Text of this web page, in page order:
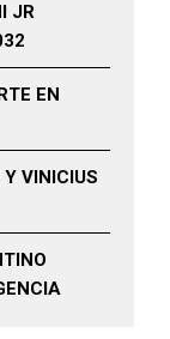
JR
EN
Y VINICIUS